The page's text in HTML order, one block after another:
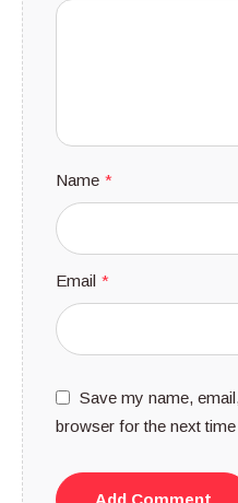
Name *
Email *
Save my name,
browser for the next